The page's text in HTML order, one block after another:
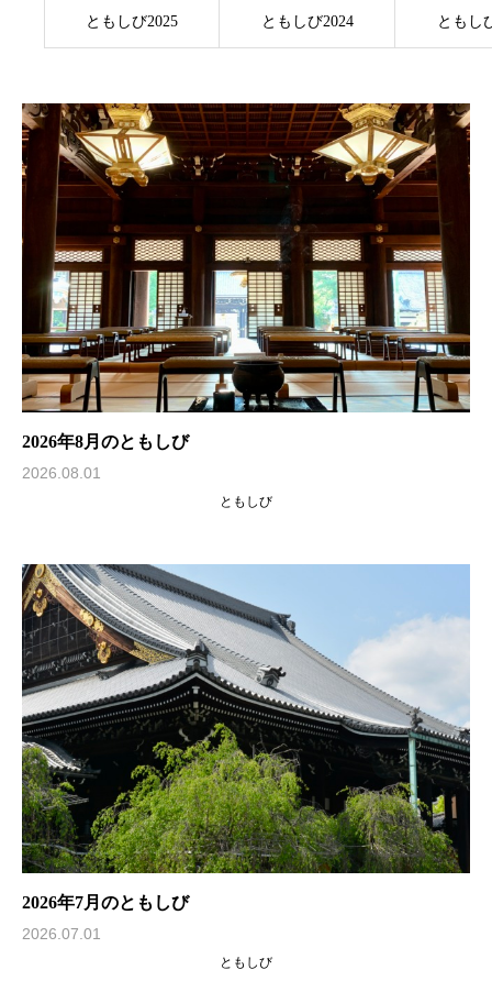
ともしび2025 ともしび2024 ともし
2026年8月のともしび
2026.08.01
ともしび
2026年7月のともしび
2026.07.01
ともしび